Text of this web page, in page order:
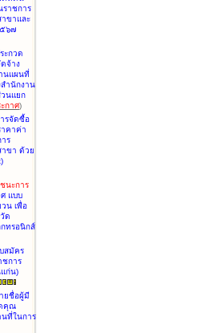
ราชการ
ขาและ
๖๗
ะกวด
จ้าง
นแผนที่
ำนักงาน
นแยก
กาศ)
รจัดซื้อ
าคาค่า
ร
ขา ด้วย
นะการ
แบบ
น เพื่อ
ด
ทรอนิกส์
สมัคร
ชการ
ก่น)
ยชื่อผู้มี
ดคุณ
นที่ในการ